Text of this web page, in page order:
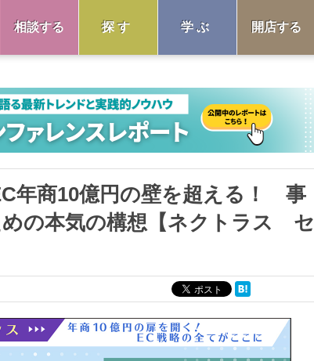
相談する 探す 学ぶ 開店する
年商10億円の壁を超える！ 事
の本気の構想【ネクトラス セ